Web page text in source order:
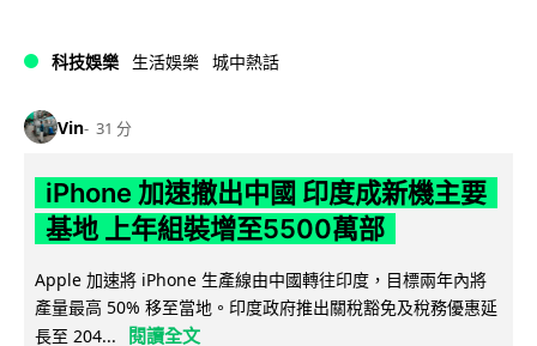
科技娛樂 生活娛樂 城中熱話
Vin 31 分
iPhone 加速撤出中國 印度成新機主要
基地 上年組裝增至5500萬部
Apple 加速將 iPhone 生產線由中國轉往印度，目標兩年內將
產量最高 50% 移至當地。印度政府推出關稅豁免及稅務優惠延
長至 204...
閱讀全文